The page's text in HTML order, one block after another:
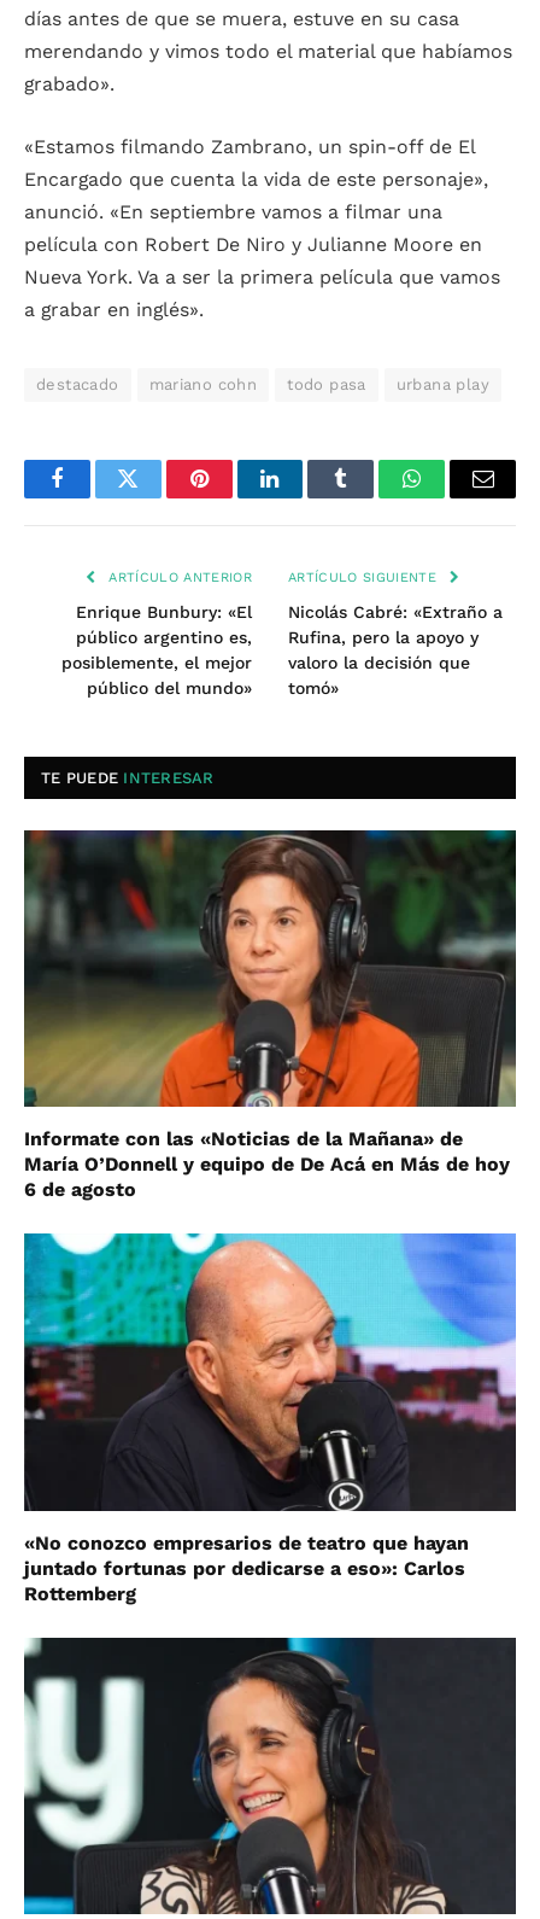
días antes de que se muera, estuve en su casa
merendando y vimos todo el material que habíamos
grabado».
«Estamos filmando Zambrano, un spin-off de El
Encargado que cuenta la vida de este personaje»,
anunció. «En septiembre vamos a filmar una
película con Robert De Niro y Julianne Moore en
Nueva York. Va a ser la primera película que vamos
a grabar en inglés».
destacado mariano cohn todo pasa urbana play
FacebookTwitter PinterestLinkedInTumblr WhatsAppEmail
ARTÍCULO ANTERIOR
Enrique Bunbury: «El
público argentino es,
posiblemente, el mejor
público del mundo»
ARTÍCULO SIGUIENTE
Nicolás Cabré: «Extraño a
Rufina, pero la apoyo y
valoro la decisión que
tomó»
TE PUEDE INTERESAR
Informate con las «Noticias de la Mañana» de
María O’Donnell y equipo de De Acá en Más de hoy
6 de agosto
«No conozco empresarios de teatro que hayan
juntado fortunas por dedicarse a eso»: Carlos
Rottemberg